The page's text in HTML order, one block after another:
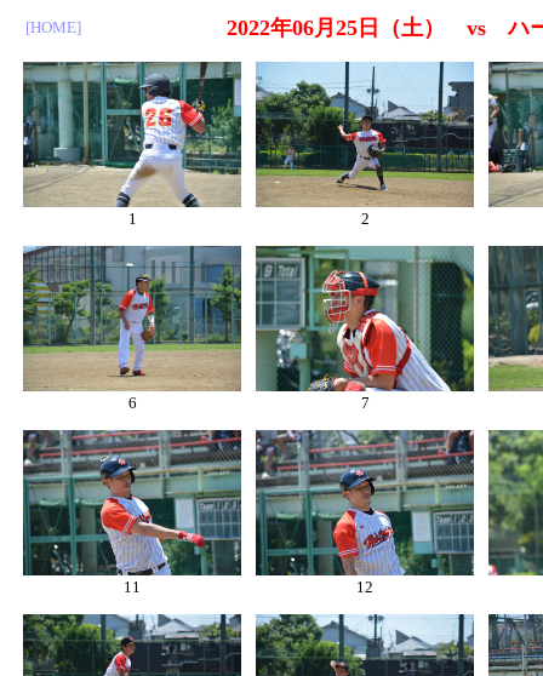
[HOME] 2022年06月25日（土） vs
1 2
6 7
11 12